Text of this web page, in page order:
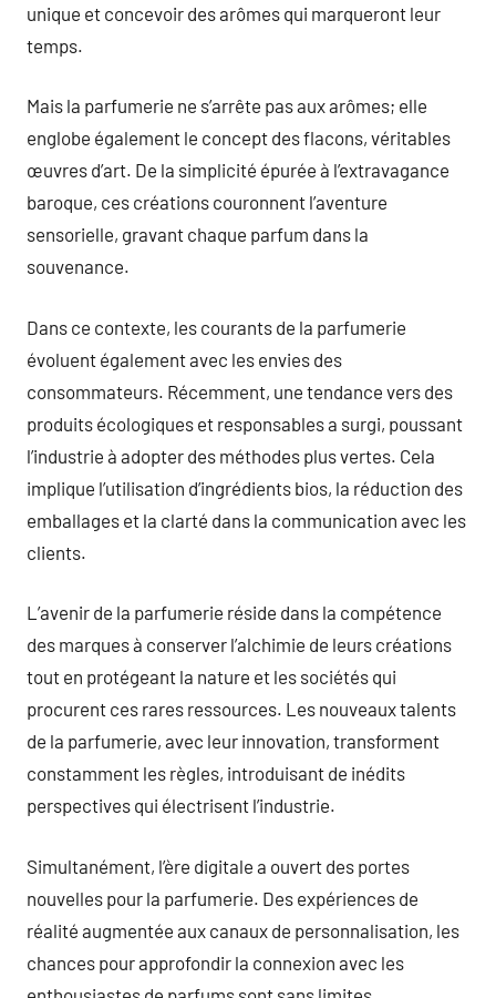
unique et concevoir des arômes qui marqueront leur
temps.
Mais la parfumerie ne s’arrête pas aux arômes; elle
englobe également le concept des flacons, véritables
œuvres d’art. De la simplicité épurée à l’extravagance
baroque, ces créations couronnent l’aventure
sensorielle, gravant chaque parfum dans la
souvenance.
Dans ce contexte, les courants de la parfumerie
évoluent également avec les envies des
consommateurs. Récemment, une tendance vers des
produits écologiques et responsables a surgi, poussant
l’industrie à adopter des méthodes plus vertes. Cela
implique l’utilisation d’ingrédients bios, la réduction des
emballages et la clarté dans la communication avec les
clients.
L’avenir de la parfumerie réside dans la compétence
des marques à conserver l’alchimie de leurs créations
tout en protégeant la nature et les sociétés qui
procurent ces rares ressources. Les nouveaux talents
de la parfumerie, avec leur innovation, transforment
constamment les règles, introduisant de inédits
perspectives qui électrisent l’industrie.
Simultanément, l’ère digitale a ouvert des portes
nouvelles pour la parfumerie. Des expériences de
réalité augmentée aux canaux de personnalisation, les
chances pour approfondir la connexion avec les